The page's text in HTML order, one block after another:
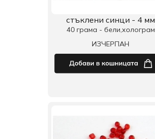
стъклени синци - 4 мм
40 грама - бели,холограм
ИЗЧЕРПАН